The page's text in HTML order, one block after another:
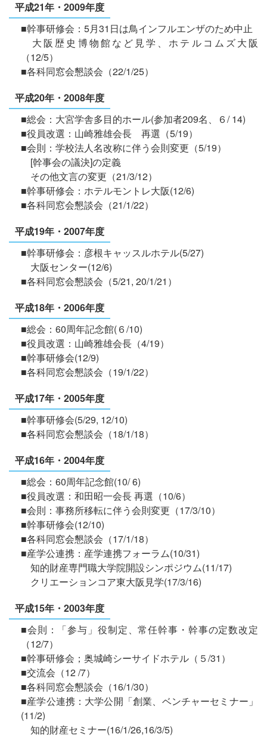
平成21年・2009年度
■幹事研修会：5月31日は鳥インフルエンザのため中止
大阪歴史博物館など見学、ホテルコムズ大阪
（12/5）
■各科同窓会懇談会（22/1/25）
平成20年・2008年度
■総会：大宮学舎多目的ホール(参加者209名、６/ 14)
■役員改選：山崎雅雄会長 再選（5/19）
■会則：学校法人名改称に伴う会則変更（5/19）
[幹事会の議決]の定義
その他文言の変更（21/3/12）
■幹事研修会：ホテルモントレ大阪(12/6)
■各科同窓会懇談会（21/1/22）
平成19年・2007年度
■幹事研修会：彦根キャッスルホテル(5/27)
大阪センター(12/6)
■各科同窓会懇談会（5/21, 20/1/21）
平成18年・2006年度
■総会：60周年記念館(６/10)
■役員改選：山崎雅雄会長（4/19）
■幹事研修会(12/9)
■各科同窓会懇談会（19/1/22）
平成17年・2005年度
■幹事研修会(5/29, 12/10)
■各科同窓会懇談会（18/1/18）
平成16年・2004年度
■総会：60周年記念館(10/ 6)
■役員改選：和田昭一会長 再選（10/6）
■会則：事務所移転に伴う会則変更（17/3/10）
■幹事研修会(12/10)
■各科同窓会懇談会（17/1/18）
■産学公連携：産学連携フォーラム(10/31)
知的財産専門職大学院開設シンポジウム(11/17)
クリエーションコア東大阪見学(17/3/16)
平成15年・2003年度
■会則：「参与」役制定、常任幹事・幹事の定数改定
（12/7）
■幹事研修会；奥城崎シーサイドホテル（５/31）
■交流会（12 /7）
■各科同窓会懇談会（16/1/30）
■産学公連携：大学公開「創業、ベンチャーセミナー」
(11/2)
知的財産セミナー(16/1/26,16/3/5)